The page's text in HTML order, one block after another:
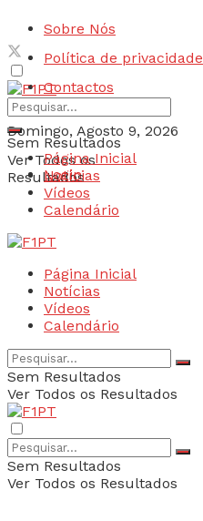
Sobre Nós
Política de privacidade
Contactos
Domingo, Agosto 9, 2026
Login
Sem Resultados
Ver Todos os
Resultados
Página Inicial
Notícias
Vídeos
Calendário
Página Inicial
Notícias
Vídeos
Calendário
Sem Resultados
Ver Todos os Resultados
Sem Resultados
Ver Todos os Resultados